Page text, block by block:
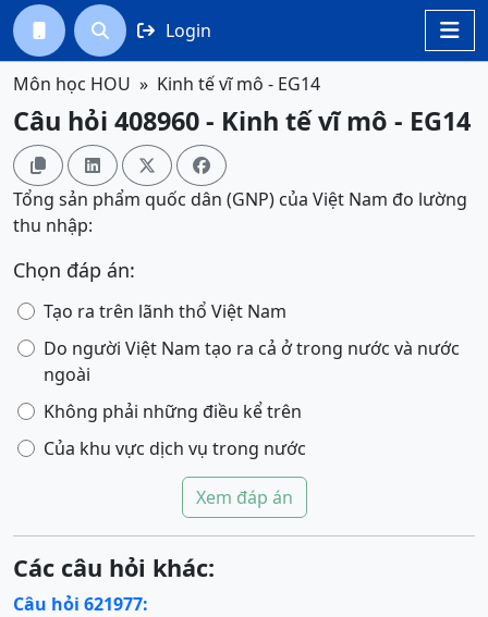

  Login
Môn học HOU Kinh tế vĩ mô - EG14
Câu hỏi 408960 - Kinh tế vĩ mô - EG14
   
Tổng sản phẩm quốc dân (GNP) của Việt Nam đo lường
thu nhập:
Chọn đáp án:
Tạo ra trên lãnh thổ Việt Nam
Do người Việt Nam tạo ra cả ở trong nước và nước
ngoài
Không phải những điều kể trên
Của khu vực dịch vụ trong nước
Xem đáp án
Các câu hỏi khác:
Câu hỏi 621977: